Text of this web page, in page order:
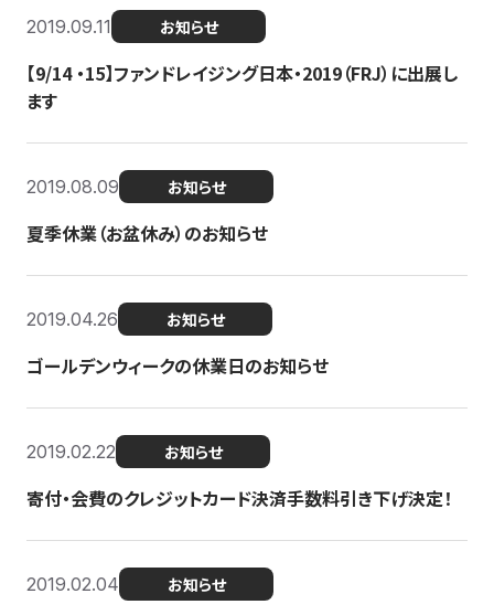
2019.09.11 お知らせ
【9/14 ・15】ファンドレイジング日本・2019（FRJ）に出展し
ます
2019.08.09 お知らせ
夏季休業（お盆休み）のお知らせ
2019.04.26 お知らせ
ゴールデンウィークの休業日のお知らせ
2019.02.22 お知らせ
寄付・会費のクレジットカード決済手数料引き下げ決定！
2019.02.04 お知らせ